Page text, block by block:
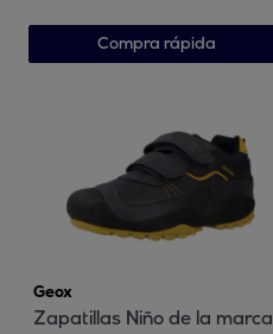
Compra rápida
Geox
Zapatillas Niño de la marca